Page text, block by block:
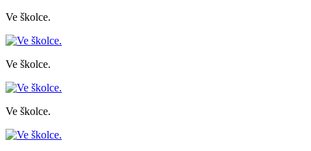
Ve školce.
Ve školce.
Ve školce.